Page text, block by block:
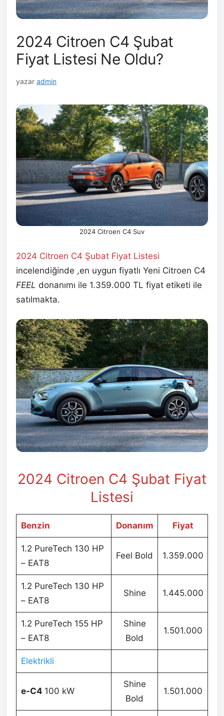
2024 Citroen C4 Şubat
Fiyat Listesi Ne Oldu?
yazar admin
2024 Citroen C4 Suv
2024 Citroen C4 Şubat Fiyat Listesi
incelendiğinde ,en uygun fiyatlı Yeni Citroen C4
FEEL donanımı ile 1.359.000 TL fiyat etiketi ile
satılmakta.
2024 Citroen C4 Şubat Fiyat
Listesi
Benzin Donanım Fiyat
1.2 PureTech 130 HP
– EAT8
Feel Bold 1.359.000
1.2 PureTech 130 HP
– EAT8
Shine 1.445.000
1.2 PureTech 155 HP
– EAT8
Shine
Bold
1.501.000
Elektrikli
e-C4 100 kW
Shine
Bold
1.501.000